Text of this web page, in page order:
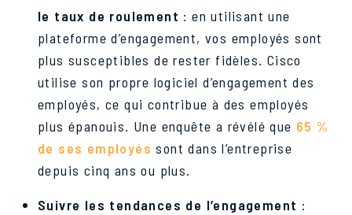
le taux de roulement : en utilisant une
plateforme d’engagement, vos employés sont
plus susceptibles de rester fidèles. Cisco
utilise son propre logiciel d’engagement des
employés, ce qui contribue à des employés
plus épanouis. Une enquête a révélé que 65 %
de ses employés sont dans l’entreprise
depuis cinq ans ou plus.
Suivre les tendances de l’engagement :